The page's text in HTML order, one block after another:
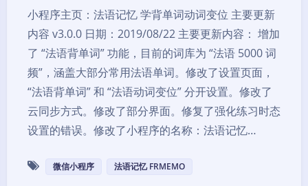
小程序主页：法语记忆 学背单词动词变位 主要更新
内容 v3.0.0 日期：2019/08/22 主要更新内容： 增加
了 “法语背单词” 功能，目前的词库为 “法语 5000 词
频”，涵盖大部分常用法语单词。修改了设置页面，
“法语背单词” 和 “法语动词变位” 分开设置。修改了
云同步方式。修改了部分界面。修复了强化练习时态
设置的错误。修改了小程序的名称：法语记忆…
微信小程序 法语记忆 FRMEMO